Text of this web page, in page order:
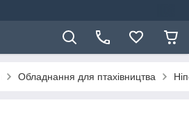
Обладнання для птахівництва